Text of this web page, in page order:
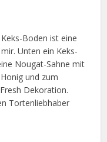
Boden ist eine
Unten ein Keks-
Nougat-Sahne mit
und zum
Dekoration.
Tortenliebhaber